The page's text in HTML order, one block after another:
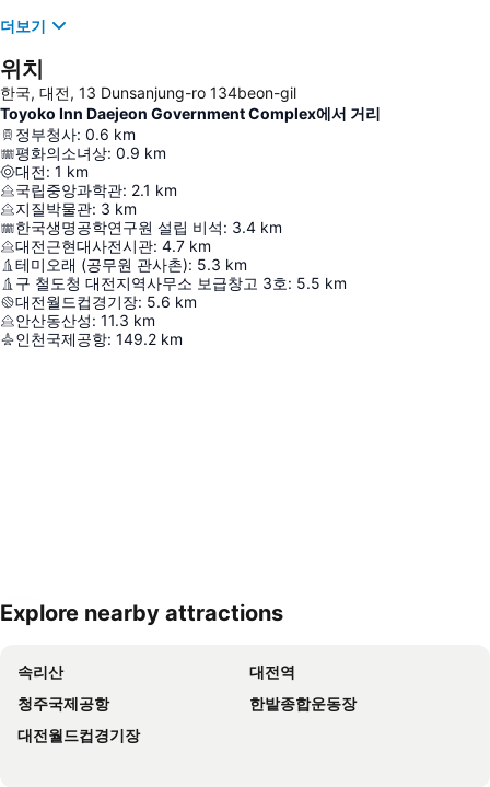
더보기
위치
한국, 대전, 13 Dunsanjung-ro 134beon-gil
Toyoko Inn Daejeon Government Complex에서 거리
정부청사: 0.6 km
평화의소녀상: 0.9 km
대전: 1 km
국립중앙과학관: 2.1 km
지질박물관: 3 km
한국생명공학연구원 설립 비석: 3.4 km
대전근현대사전시관: 4.7 km
테미오래 (공무원 관사촌): 5.3 km
구 철도청 대전지역사무소 보급창고 3호: 5.5 km
대전월드컵경기장: 5.6 km
안산동산성: 11.3 km
인천국제공항: 149.2 km
Explore nearby attractions
속리산
대전역
청주국제공항
한밭종합운동장
대전월드컵경기장